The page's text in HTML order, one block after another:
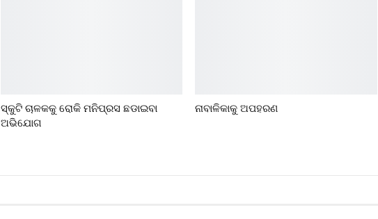
ସ୍କୁଟି ଚାଳକକୁ ରୋକି ମନିପ୍ରସ ଛଡାଇବା
ଅଭିଯୋଗ
ନାବାଳିକାକୁ ଅପହରଣ